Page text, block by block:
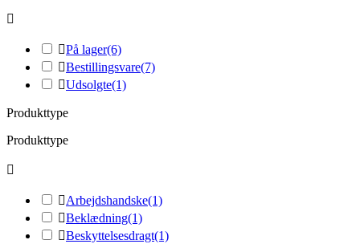

På lager(6)
Bestillingsvare(7)
Udsolgte(1)
Produkttype
Produkttype

Arbejdshandske(1)
Beklædning(1)
Beskyttelsesdragt(1)